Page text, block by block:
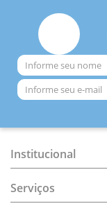
Institucional
Serviços